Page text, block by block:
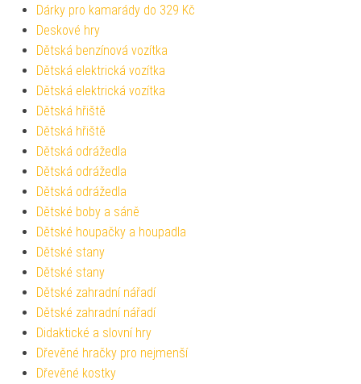
Dárky pro kamarády do 329 Kč
Deskové hry
Dětská benzínová vozítka
Dětská elektrická vozítka
Dětská elektrická vozítka
Dětská hřiště
Dětská hřiště
Dětská odrážedla
Dětská odrážedla
Dětská odrážedla
Dětské boby a sáně
Dětské houpačky a houpadla
Dětské stany
Dětské stany
Dětské zahradní nářadí
Dětské zahradní nářadí
Didaktické a slovní hry
Dřevěné hračky pro nejmenší
Dřevěné kostky